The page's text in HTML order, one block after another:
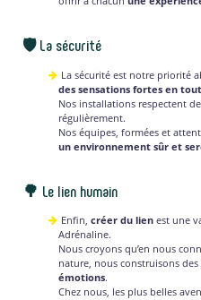
🛡️ La sécurité
La sécurité est notre priorité
des sensations fortes en
Nos installations respectent
régulièrement.
Nos équipes, formées et
un environnement sûr et
🌳 Le lien humain
Enfin, créer du lien est une
Adrénaline.
Nous croyons qu’en nous
nature, nous construisons des
émotions.
Chez nous, les plus belles